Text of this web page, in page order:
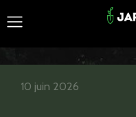
10 juin 2026